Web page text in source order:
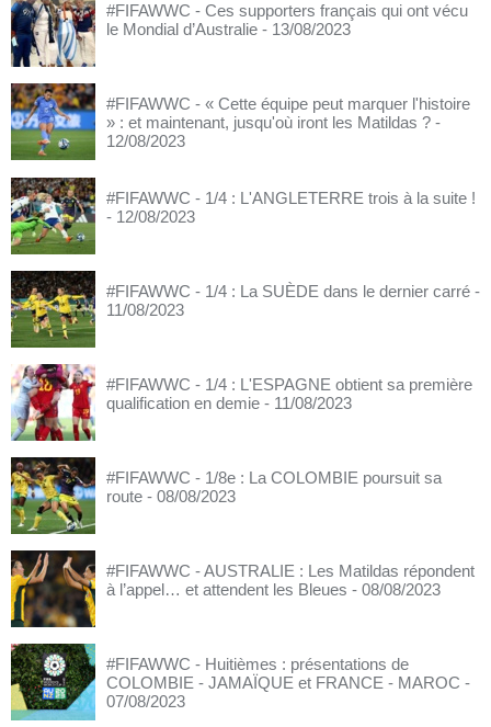
#FIFAWWC - Ces supporters français qui ont vécu
le Mondial d’Australie - 13/08/2023
#FIFAWWC - « Cette équipe peut marquer l'histoire
» : et maintenant, jusqu'où iront les Matildas ? -
12/08/2023
#FIFAWWC - 1/4 : L'ANGLETERRE trois à la suite !
- 12/08/2023
#FIFAWWC - 1/4 : La SUÈDE dans le dernier carré -
11/08/2023
#FIFAWWC - 1/4 : L'ESPAGNE obtient sa première
qualification en demie - 11/08/2023
#FIFAWWC - 1/8e : La COLOMBIE poursuit sa
route - 08/08/2023
#FIFAWWC - AUSTRALIE : Les Matildas répondent
à l’appel… et attendent les Bleues - 08/08/2023
#FIFAWWC - Huitièmes : présentations de
COLOMBIE - JAMAÏQUE et FRANCE - MAROC -
07/08/2023